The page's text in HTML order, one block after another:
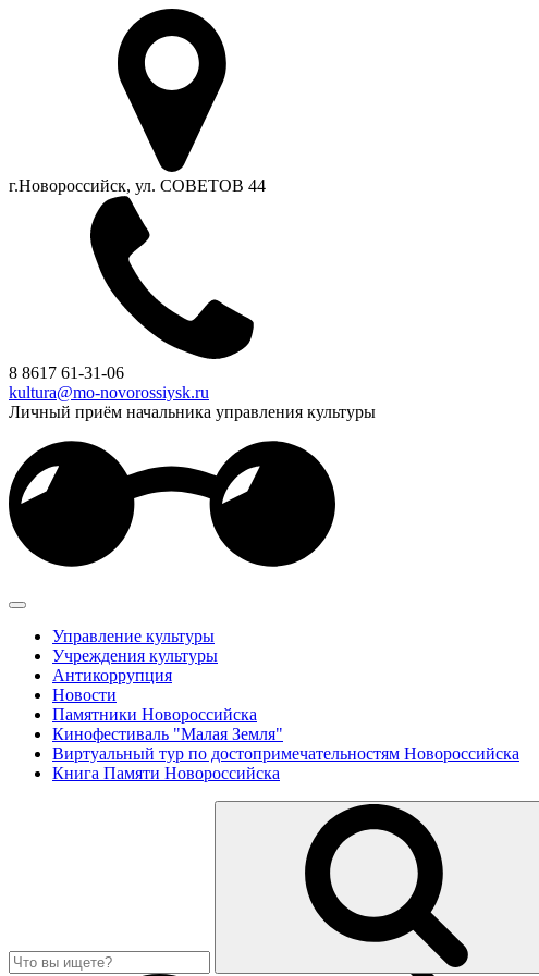
г.Новороссийск, ул. СОВЕТОВ 44
8 8617 61-31-06
kultura@mo-novorossiysk.ru
Личный приём начальника управления культуры
Управление культуры
Учреждения культуры
Антикоррупция
Новости
Памятники Новороссийска
Кинофестиваль "Малая Земля"
Виртуальный тур по достопримечательностям Новороссийска
Книга Памяти Новороссийска